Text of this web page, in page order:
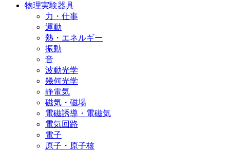
物理実験器具
力・仕事
運動
熱・エネルギー
振動
音
波動光学
幾何光学
静電気
磁気・磁場
電磁誘導・電磁気
電気回路
電子
原子・原子核